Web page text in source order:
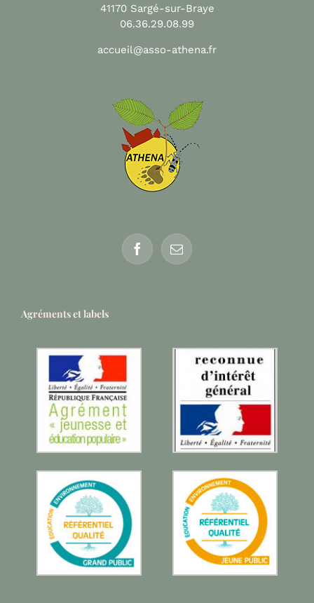
41170 Sargé-sur-Braye
06.36.29.08.99
accueil@asso-athena.fr
Agréments et labels